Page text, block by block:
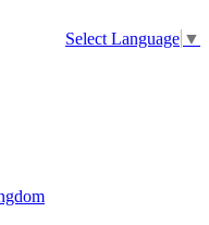
Select Language ▼